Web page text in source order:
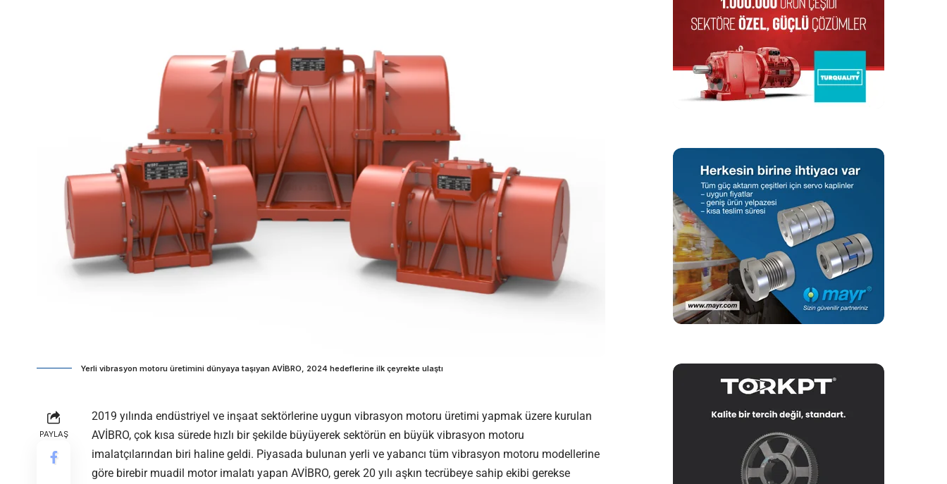
Yerli vibrasyon motoru üretimini dünyaya taşıyan AVİBRO, 2024 hedeflerine ilk çeyrekte ulaştı
PAYLAŞ
2019 yılında endüstriyel ve inşaat sektörlerine uygun vibrasyon motoru üretimi yapmak üzere kurulan
AVİBRO, çok kısa sürede hızlı bir şekilde büyüyerek sektörün en büyük vibrasyon motoru
imalatçılarından biri haline geldi. Piyasada bulunan yerli ve yabancı tüm vibrasyon motoru modellerine
göre birebir muadil motor imalatı yapan AVİBRO, gerek 20 yılı aşkın tecrübeye sahip ekibi gerekse